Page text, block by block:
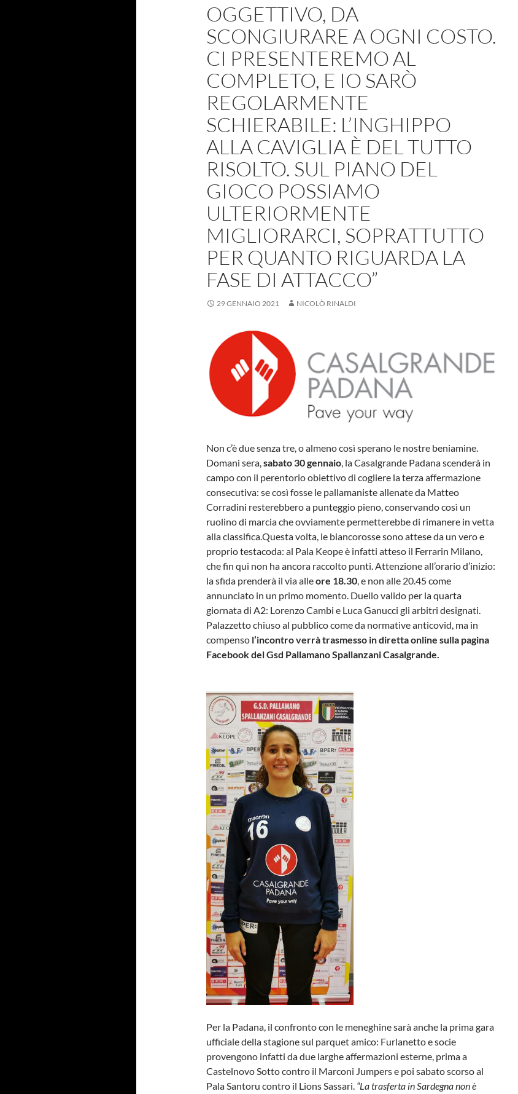
OGGETTIVO, DA
SCONGIURARE A OGNI COSTO.
CI PRESENTEREMO AL
COMPLETO, E IO SARÒ
REGOLARMENTE
SCHIERABILE: L’INGHIPPO
ALLA CAVIGLIA È DEL TUTTO
RISOLTO. SUL PIANO DEL
GIOCO POSSIAMO
ULTERIORMENTE
MIGLIORARCI, SOPRATTUTTO
PER QUANTO RIGUARDA LA
FASE DI ATTACCO”
29 GENNAIO 2021 NICOLÒ RINALDI
Non c’è due senza tre, o almeno così sperano le nostre beniamine.
Domani sera,sabato 30 gennaio, la Casalgrande Padana scenderà in
campo con il perentorio obiettivo di cogliere la terza affermazione
consecutiva: se così fosse le pallamaniste allenate da Matteo
Corradini resterebbero a punteggio pieno, conservando così un
ruolino di marcia che ovviamente permetterebbe di rimanere in vetta
alla classifica.Questa volta, le biancorosse sono attese da un vero e
proprio testacoda: al Pala Keope è infatti atteso il Ferrarin Milano,
che fin qui non ha ancora raccolto punti. Attenzione all’orario d’inizio:
la sfida prenderà il via alleore 18.30, e non alle 20.45 come
annunciato in un primo momento. Duello valido per la quarta
giornata di A2: Lorenzo Cambi e Luca Ganucci gli arbitri designati.
Palazzetto chiuso al pubblico come da normative anticovid, ma in
compenso l’incontro verrà trasmesso in diretta online sulla pagina
Facebook del Gsd Pallamano Spallanzani Casalgrande.
Per la Padana, il confronto con le meneghine sarà anche la prima gara
ufficiale della stagione sul parquet amico: Furlanetto e socie
provengono infatti da due larghe affermazioni esterne, prima a
Castelnovo Sotto contro il Marconi Jumpers e poi sabato scorso al
Pala Santoru contro il Lions Sassari. “La trasferta in Sardegna non è